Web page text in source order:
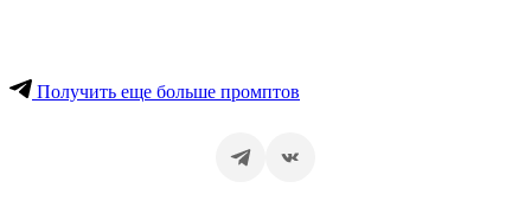
Получить еще больше промптов